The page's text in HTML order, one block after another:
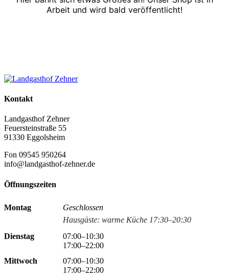
Arbeit und wird bald veröffentlicht!
Kontakt
Landgasthof Zehner
Feuersteinstraße 55
91330 Eggolsheim
Fon 09545 950264
info@landgasthof-zehner.de
Öffnungszeiten
Montag
Geschlossen
Hausgäste: warme Küche 17:30–20:30
Dienstag
07:00–10:30
17:00–22:00
Mittwoch
07:00–10:30
17:00–22:00